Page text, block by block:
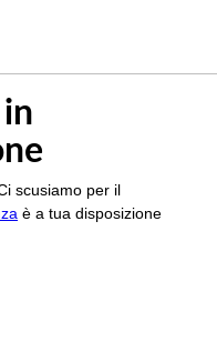
in
scusiamo per il
è a tua disposizione